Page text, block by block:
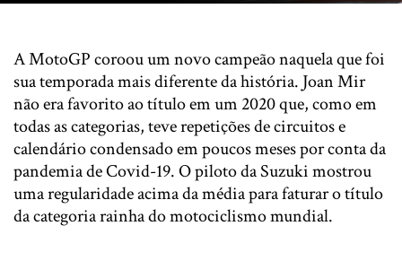
A MotoGP coroou um novo campeão naquela que foi
sua temporada mais diferente da história. Joan Mir
não era favorito ao título em um 2020 que, como em
todas as categorias, teve repetições de circuitos e
calendário condensado em poucos meses por conta da
pandemia de Covid-19. O piloto da Suzuki mostrou
uma regularidade acima da média para faturar o título
da categoria rainha do motociclismo mundial.